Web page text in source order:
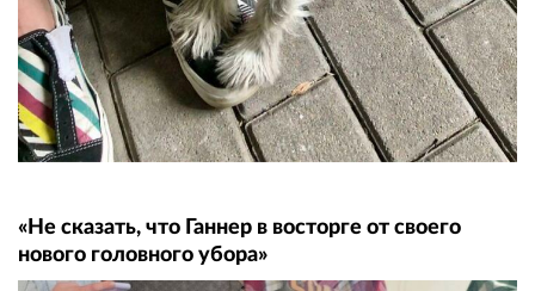
«Не сказать, что Ганнер в восторге от своего
нового головного убора»